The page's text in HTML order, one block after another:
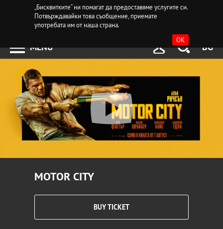
„Бисквитките“ ни помагат да предоставяме услугите си.
Потвърждавайки това съобщение, приемате
употребата им от наша страна.
OK
MENU BG
MOTOR CITY
BUY TICKET